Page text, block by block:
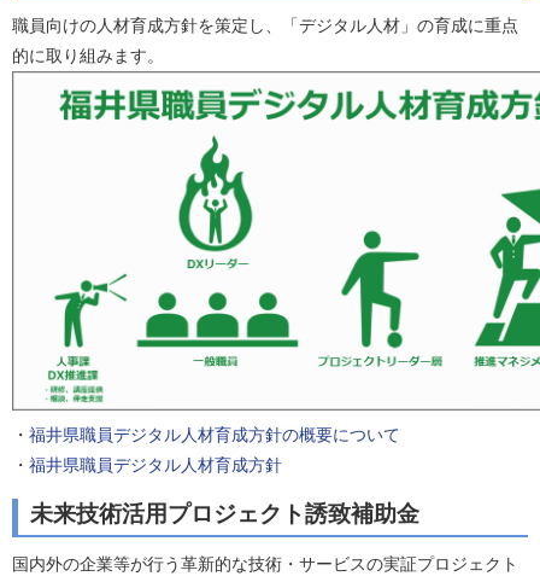
職員向けの人材育成方針を策定し、「デジタル人材」の育成に重点
的に取り組みます。
・ 福井県職員デジタル人材育成方針の概要について
・ 福井県職員デジタル人材育成方針
未来技術活用プロジェクト誘致補助金
国内外の企業等が行う革新的な技術・サービスの実証プロジェクト